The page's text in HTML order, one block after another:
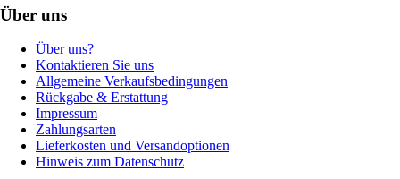
Über uns
Über uns?
Kontaktieren Sie uns
Allgemeine Verkaufsbedingungen
Rückgabe & Erstattung
Impressum
Zahlungsarten
Lieferkosten und Versandoptionen
Hinweis zum Datenschutz